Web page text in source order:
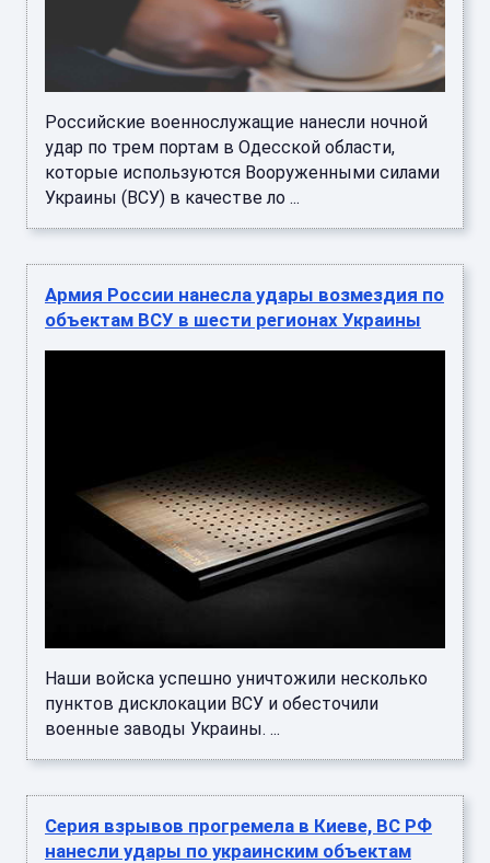
Российские военнослужащие нанесли ночной
удар по трем портам в Одесской области,
которые используются Вооруженными силами
Украины (ВСУ) в качестве ло ...
Армия России нанесла удары возмездия по
объектам ВСУ в шести регионах Украины
Наши войска успешно уничтожили несколько
пунктов дисклокации ВСУ и обесточили
военные заводы Украины. ...
Серия взрывов прогремела в Киеве, ВС РФ
нанесли удары по украинским объектам